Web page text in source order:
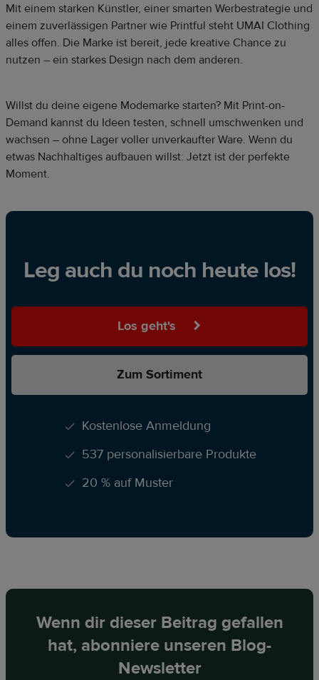
Mit einem starken Künstler, einer smarten Werbestrategie und
einem zuverlässigen Partner wie Printful steht UMAI Clothing
alles offen. Die Marke ist bereit, jede kreative Chance zu
nutzen – ein starkes Design nach dem anderen.
Willst du deine eigene Modemarke starten? Mit Print-on-
Demand kannst du Ideen testen, schnell umschwenken und
wachsen – ohne Lager voller unverkaufter Ware. Wenn du
etwas Nachhaltiges aufbauen willst: Jetzt ist der perfekte
Moment.
Leg auch du noch heute los!
Los geht's
Zum Sortiment
Kostenlose Anmeldung
537 personalisierbare Produkte
20 % auf Muster
Wenn dir dieser Beitrag gefallen
hat, abonniere unseren Blog-
Newsletter